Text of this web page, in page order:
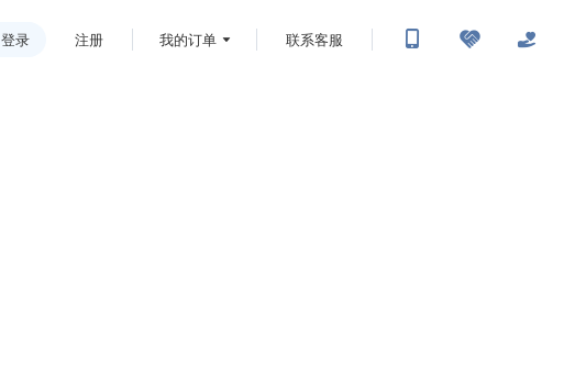
登录 注册 我的订单 联系客服